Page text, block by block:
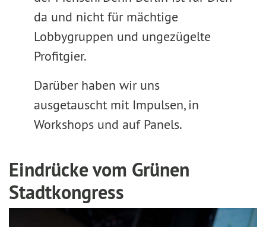
da und nicht für mächtige
Lobbygruppen und ungezügelte
Profitgier.
Darüber haben wir uns
ausgetauscht mit Impulsen, in
Workshops und auf Panels.
Eindrücke vom Grünen
Stadtkongress